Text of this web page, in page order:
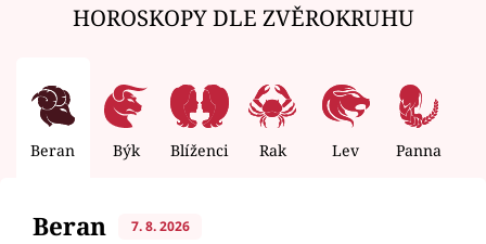
HOROSKOPY DLE ZVĚROKRUHU
Beran Býk Blíženci Rak Lev Panna
Beran 7. 8. 2026